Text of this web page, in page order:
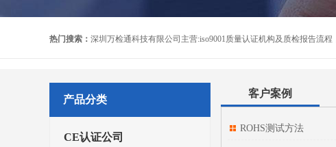
热门搜索：
产品分类
CE认证公司
客户案例
ROHS测试方法